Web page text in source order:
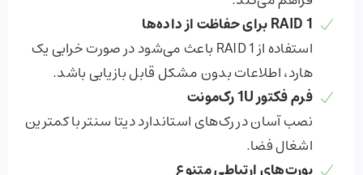
RAID 1برای حفاظت از داده‌ها
استفاده از RAID 1 باعث می‌شود در صورت خرابی یک
هارد، اطلاعات بدون مشکل قابل بازیابی باشد.
فرم فکتور 1U رک‌مونت
نصب آسان در رک‌های استاندارد دیتا سنتر با کمترین
اشغال فضا.
پورت‌های ارتباطی متنوع